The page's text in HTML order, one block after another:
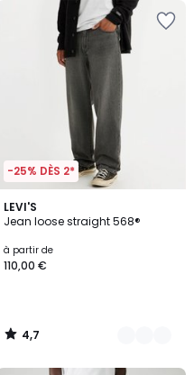
-25% DÈS 2*
LEVI'S
Jean loose straight 568®
à partir de
110,00 €
4,7
/ 5
5
Couleurs
4,7
/